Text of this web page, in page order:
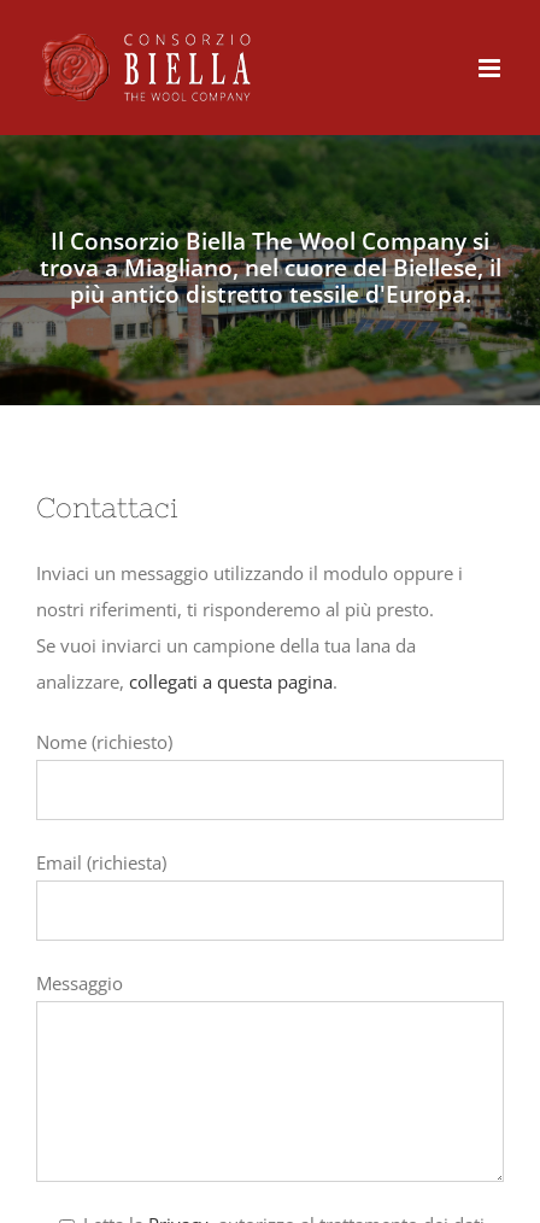
content
Il Consorzio Biella The Wool Company si
trova a Miagliano, nel cuore del Biellese, il
più antico distretto tessile d'Europa.
Contattaci
Inviaci un messaggio utilizzando il modulo oppure i
nostri riferimenti, ti risponderemo al più presto.
Se vuoi inviarci un campione della tua lana da
analizzare, collegati a questa pagina.
Nome (richiesto)
Email (richiesta)
Messaggio